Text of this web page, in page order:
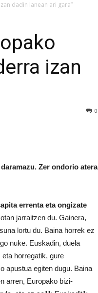
dadin lanean ari gara”
izan
0
Zer ondorio atera
errenta eta ongizate
jarraitzen du. Gainera,
lortu du. Baina horrek ez
nuke. Euskadin, duela
horregatik, gure
apustua egiten dugu. Baina
arren, Europako bizi-